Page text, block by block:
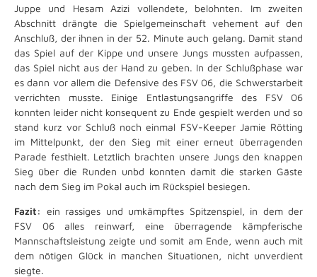
Juppe und Hesam Azizi vollendete, belohnten. Im zweiten
Abschnitt drängte die Spielgemeinschaft vehement auf den
Anschluß, der ihnen in der 52. Minute auch gelang. Damit stand
das Spiel auf der Kippe und unsere Jungs mussten aufpassen,
das Spiel nicht aus der Hand zu geben. In der Schlußphase war
es dann vor allem die Defensive des FSV 06, die Schwerstarbeit
verrichten musste. Einige Entlastungsangriffe des FSV 06
konnten leider nicht konsequent zu Ende gespielt werden und so
stand kurz vor Schluß noch einmal FSV-Keeper Jamie Rötting
im Mittelpunkt, der den Sieg mit einer erneut überragenden
Parade festhielt. Letztlich brachten unsere Jungs den knappen
Sieg über die Runden unbd konnten damit die starken Gäste
nach dem Sieg im Pokal auch im Rückspiel besiegen.
Fazit: ein rassiges und umkämpftes Spitzenspiel, in dem der
FSV 06 alles reinwarf, eine überragende kämpferische
Mannschaftsleistung zeigte und somit am Ende, wenn auch mit
dem nötigen Glück in manchen Situationen, nicht unverdient
siegte.